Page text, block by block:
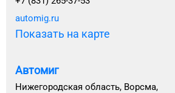
automig.ru
Показать на карте
Автомиг
Нижегородская область, Ворсма,